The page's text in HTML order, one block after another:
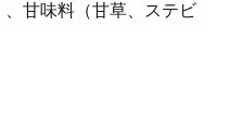
甘味料（甘草、ステビ